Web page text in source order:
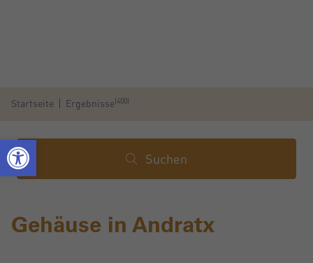
Startseite Ergebnisse(400)
Suchen
Gehäuse in Andratx